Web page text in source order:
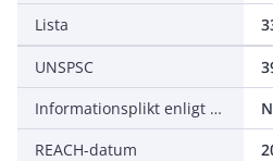
Lista
UNSPSC
Informationsplikt enligt REACH
REACH-datum